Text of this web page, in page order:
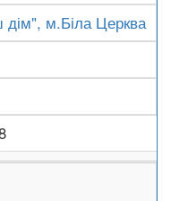
м.Біла Церква